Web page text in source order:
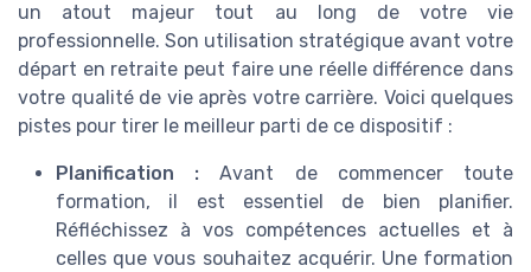
un atout majeur tout au long de votre vie
professionnelle. Son utilisation stratégique avant votre
départ en retraite peut faire une réelle différence dans
votre qualité de vie après votre carrière. Voici quelques
pistes pour tirer le meilleur parti de ce dispositif :
Planification : Avant de commencer toute
formation, il est essentiel de bien planifier.
Réfléchissez à vos compétences actuelles et à
celles que vous souhaitez acquérir. Une formation